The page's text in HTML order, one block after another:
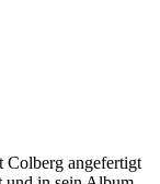
Colberg angefertigt